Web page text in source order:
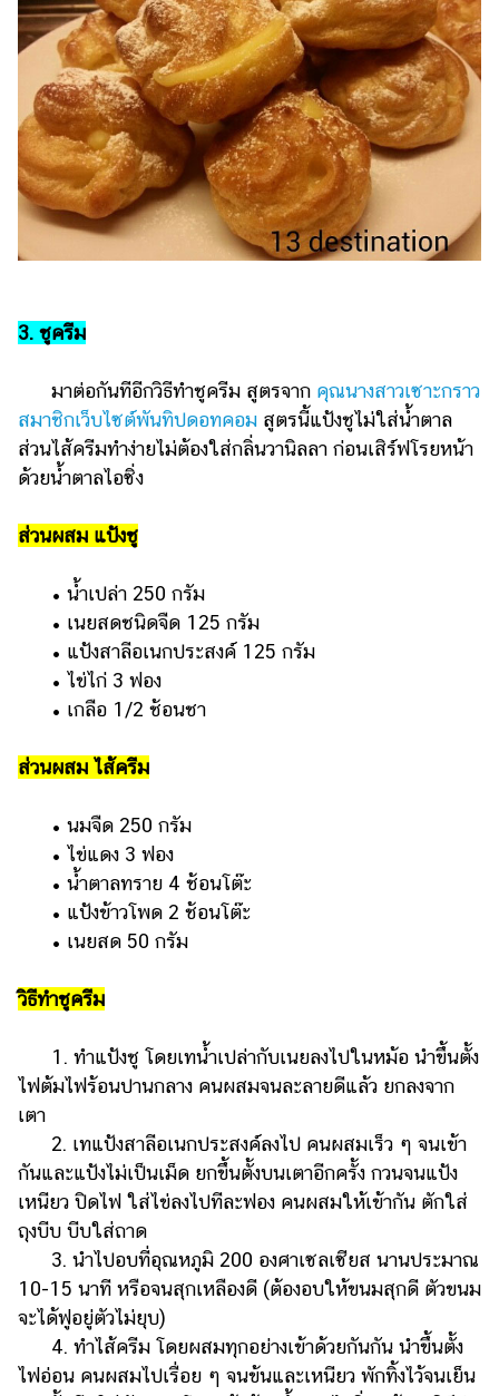
3. ชูครีม
มาต่อกันทีอีกวิธีทำชูครีม สูตรจาก คุณนางสาวเซาะกราว
สมาชิกเว็บไซต์พันทิปดอทคอม สูตรนี้แป้งชูไม่ใส่น้ำตาล
ส่วนไส้ครีมทำง่ายไม่ต้องใส่กลิ่นวานิลลา ก่อนเสิร์ฟโรยหน้า
ด้วยน้ำตาลไอซิ่ง
ส่วนผสม แป้งชู
• น้ำเปล่า 250 กรัม
• เนยสดชนิดจืด 125 กรัม
• แป้งสาลีอเนกประสงค์ 125 กรัม
• ไข่ไก่ 3 ฟอง
• เกลือ 1/2 ช้อนชา
ส่วนผสม ไส้ครีม
• นมจืด 250 กรัม
• ไข่แดง 3 ฟอง
• น้ำตาลทราย 4 ช้อนโต๊ะ
• แป้งข้าวโพด 2 ช้อนโต๊ะ
• เนยสด 50 กรัม
วิธีทำชูครีม
1. ทำแป้งชู โดยเทน้ำเปล่ากับเนยลงไปในหม้อ นำขึ้นตั้ง
ไฟต้มไฟร้อนปานกลาง คนผสมจนละลายดีแล้ว ยกลงจาก
เตา
2. เทแป้งสาลีอเนกประสงค์ลงไป คนผสมเร็ว ๆ จนเข้า
กันและแป้งไม่เป็นเม็ด ยกขึ้นตั้งบนเตาอีกครั้ง กวนจนแป้ง
เหนียว ปิดไฟ ใส่ไข่ลงไปทีละฟอง คนผสมให้เข้ากัน ตักใส่
ถุงบีบ บีบใส่ถาด
3. นำไปอบที่อุณหภูมิ 200 องศาเซลเซียส นานประมาณ
10-15 นาที หรือจนสุกเหลืองดี (ต้องอบให้ขนมสุกดี ตัวขนม
จะได้ฟูอยู่ตัวไม่ยุบ)
4. ทำไส้ครีม โดยผสมทุกอย่างเข้าด้วยกันกัน นำขึ้นตั้ง
ไฟอ่อน คนผสมไปเรื่อย ๆ จนข้นและเหนียว พักทิ้งไว้จนเย็น